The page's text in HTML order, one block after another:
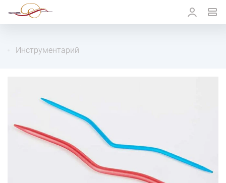
Инструментарий